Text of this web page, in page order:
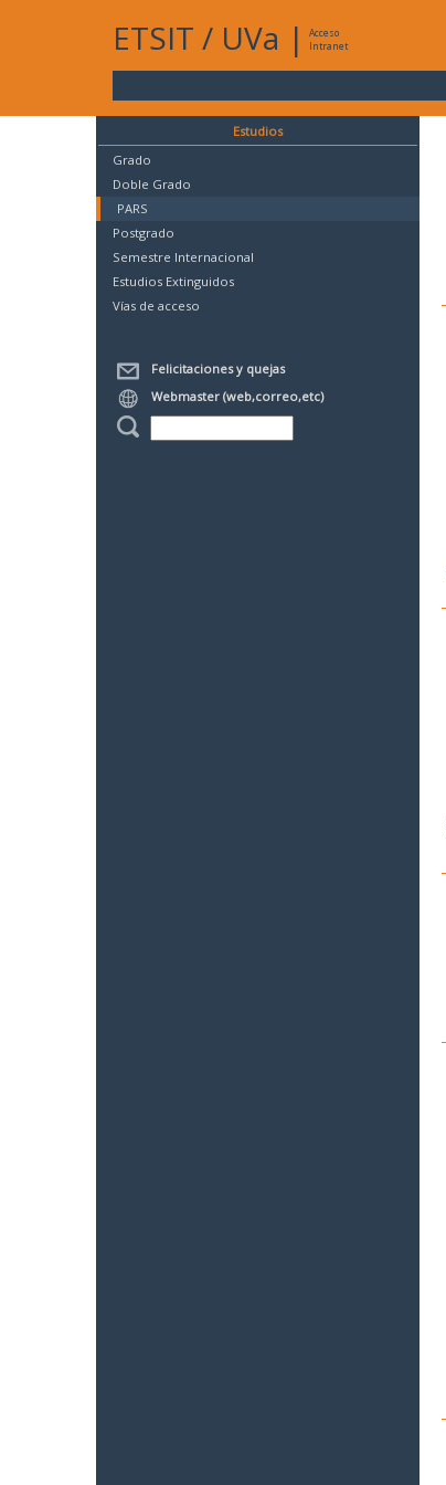
ETSIT / UVa |
Acceso
Intranet
Estudios
Grado
Doble Grado
PARS
Postgrado
Semestre Internacional
Estudios Extinguidos
Vías de acceso
Felicitaciones y quejas
Webmaster (web,correo,etc)